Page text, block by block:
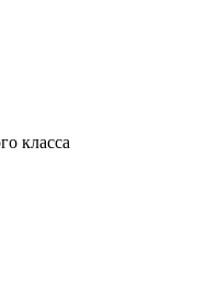
класса